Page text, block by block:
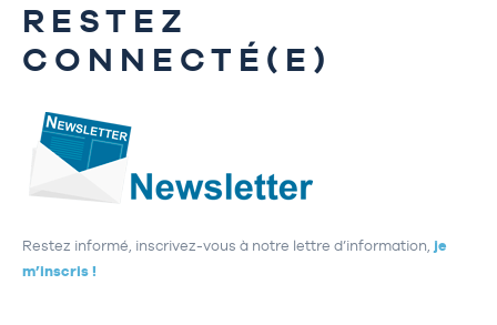
RESTEZ
CONNECTÉ(E)
Restez informé, inscrivez-vous à notre lettre d’information, je
m’inscris !